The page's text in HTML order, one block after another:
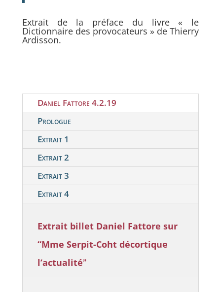
Extrait de la préface du livre « le
Dictionnaire des provocateurs » de Thierry
Ardisson.
Daniel Fattore 4.2.19
Prologue
Extrait 1
Extrait 2
Extrait 3
Extrait 4
Extrait billetDaniel Fattore sur
“Mme Serpit-Coht décortique
l’actualité”